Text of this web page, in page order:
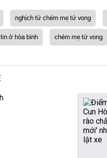
nghịch tử chém mẹ tử vong
ở hòa bình
chém mẹ tử vong